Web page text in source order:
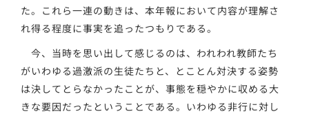
た。これら一連の動きは、本年報において内容が理解さ
れ得る程度に事実を追ったつもりである。
今、当時を思い出して感じるのは、われわれ教師たち
がいわゆる過激派の生徒たちと、とことん対決する姿勢
は決してとらなかったことが、事態を穏やかに収める大
きな要因だったということである。いわゆる非行に対し